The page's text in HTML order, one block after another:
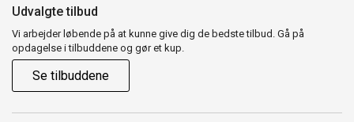
Udvalgte tilbud
Vi arbejder løbende på at kunne give dig de bedste tilbud. Gå på
opdagelse i tilbuddene og gør et kup.
Se tilbuddene